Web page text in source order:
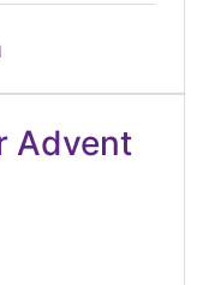
Advent